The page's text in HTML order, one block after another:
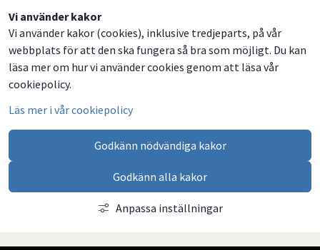
Vi använder kakor
Vi använder kakor (cookies), inklusive tredjeparts, på vår
webbplats för att den ska fungera så bra som möjligt. Du kan
läsa mer om hur vi använder cookies genom att läsa vår
cookiepolicy.
Läs mer i vår cookiepolicy
Godkänn nödvändiga kakor
Godkänn alla kakor
Anpassa inställningar
Dela
på
Facebook
Dela
på
Twitter
Dela
på
LinkedIn
Dela
via
email